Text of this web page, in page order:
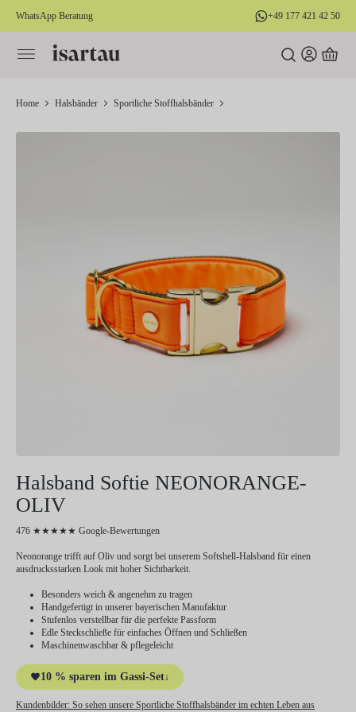
springen
WhatsApp Beratung +49 177 421 42 50
Home Halsbänder Sportliche Stoffhalsbänder
Halsband Softie NEONORANGE-
OLIV
476 ★★★★★ Google-Bewertungen
Neonorange trifft auf Oliv und sorgt bei unserem Softshell-Halsband für einen
ausdrucksstarken Look mit hoher Sichtbarkeit.
Besonders weich & angenehm zu tragen
Handgefertigt in unserer bayerischen Manufaktur
Stufenlos verstellbar für die perfekte Passform
Edle Steckschließe für einfaches Öffnen und Schließen
Maschinenwaschbar & pflegeleicht
10 % sparen im Gassi-Set↓
Kundenbilder: So sehen unsere Sportliche Stoffhalsbänder im echten Leben aus